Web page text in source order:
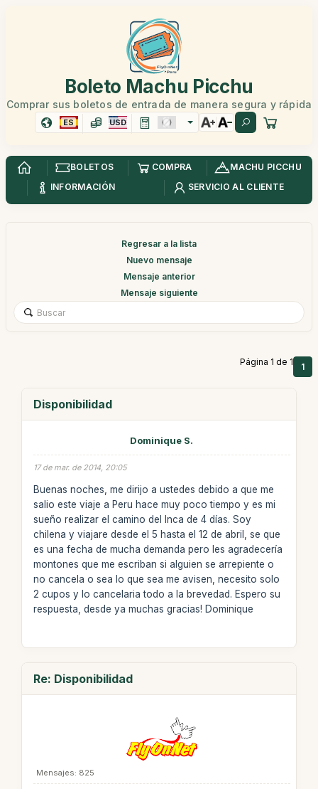
Boleto Machu Picchu
Comprar sus boletos de entrada de manera segura y rápida
ES USD
BOLETOS COMPRA
MACHU PICCHU
INFORMACIÓN
SERVICIO AL CLIENTE
Regresar a la lista
Nuevo mensaje
Mensaje anterior
Mensaje siguiente
Página 1 de 1 1
Disponibilidad
Dominique S.
17 de mar. de 2014, 20:05
Buenas noches, me dirijo a ustedes debido a que me
salio este viaje a Peru hace muy poco tiempo y es mi
sueño realizar el camino del Inca de 4 días. Soy
chilena y viajare desde el 5 hasta el 12 de abril, se que
es una fecha de mucha demanda pero les agradecería
montones que me escriban si alguien se arrepiente o
no cancela o sea lo que sea me avisen, necesito solo
2 cupos y lo cancelaria todo a la brevedad. Espero su
respuesta, desde ya muchas gracias! Dominique
Re: Disponibilidad
Mensajes: 825